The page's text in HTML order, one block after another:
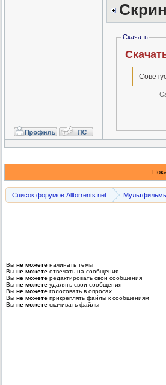
Скачать
Список форумов Alltorrents.net
Вы не можете начинать темы
Вы не можете отвечать на сообщения
Вы не можете редактировать свои сообщения
Вы не можете удалять свои сообщения
Вы не можете голосовать в опросах
Вы не можете прикреплять файлы к сообщениям
Вы не можете скачивать файлы